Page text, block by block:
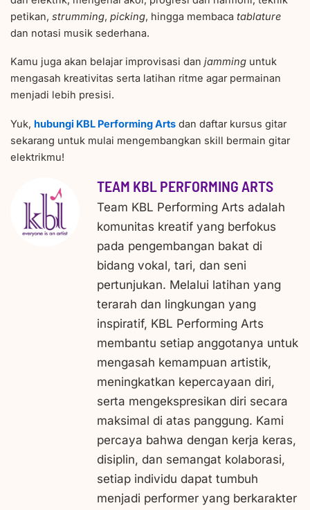
petikan, strumming, picking, hingga membaca tablature
dan notasi musik sederhana.
Kamu juga akan belajar improvisasi dan jamminguntuk
mengasah kreativitas serta latihan ritme agar permainan
menjadi lebih presisi.
Yuk, hubungi KBL Performing Arts dan daftar kursus gitar
sekarang untuk mulai mengembangkan skill bermain gitar
elektrikmu!
TEAM KBL PERFORMING ARTS
Team KBL Performing Arts adalah
komunitas kreatif yang berfokus
pada pengembangan bakat di
bidang vokal, tari, dan seni
pertunjukan. Melalui latihan yang
terarah dan lingkungan yang
inspiratif, KBL Performing Arts
membantu setiap anggotanya untuk
mengasah kemampuan artistik,
meningkatkan kepercayaan diri,
serta mengekspresikan diri secara
maksimal di atas panggung. Kami
percaya bahwa dengan kerja keras,
disiplin, dan semangat kolaborasi,
setiap individu dapat tumbuh
menjadi performer yang berkarakter